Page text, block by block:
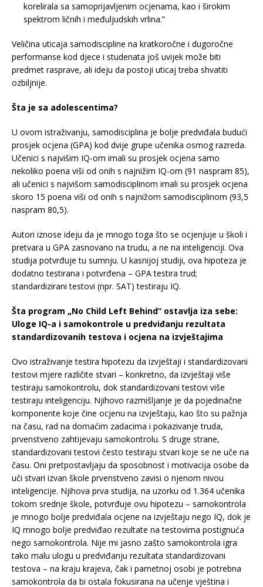
korelirala sa samoprijavljenim ocjenama, kao i širokim
spektrom ličnih i međuljudskih vrlina.”
Veličina uticaja samodiscipline na kratkoročne i dugoročne
performanse kod djece i studenata još uvijek može biti
predmet rasprave, ali ideju da postoji uticaj treba shvatiti
ozbiljnije.
Šta je sa adolescentima?
U ovom istraživanju, samodisciplina je bolje predviđala budući
prosjek ocjena (GPA) kod dvije grupe učenika osmog razreda.
Učenici s najvišim IQ-om imali su prosjek ocjena samo
nekoliko poena viši od onih s najnižim IQ-om (91 naspram 85),
ali učenici s najvišom samodisciplinom imali su prosjek ocjena
skoro 15 poena viši od onih s najnižom samodisciplinom (93,5
naspram 80,5).
Autori iznose ideju da je mnogo toga što se ocjenjuje u školi i
pretvara u GPA zasnovano na trudu, a ne na inteligenciji. Ova
studija potvrđuje tu sumnju. U kasnijoj studiji, ova hipoteza je
dodatno testirana i potvrđena – GPA testira trud;
standardizirani testovi (npr. SAT) testiraju IQ.
Šta program „No Child Left Behind“ ostavlja iza sebe:
Uloge IQ-a i samokontrole u predviđanju rezultata
standardizovanih testova i ocjena na izvještajima
Ovo istraživanje testira hipotezu da izvještaji i standardizovani
testovi mjere različite stvari – konkretno, da izvještaji više
testiraju samokontrolu, dok standardizovani testovi više
testiraju inteligenciju. Njihovo razmišljanje je da pojedinačne
komponente koje čine ocjenu na izvještaju, kao što su pažnja
na času, rad na domaćim zadacima i pokazivanje truda,
prvenstveno zahtijevaju samokontrolu. S druge strane,
standardizovani testovi često testiraju stvari koje se ne uče na
času. Oni pretpostavljaju da sposobnost i motivacija osobe da
uči stvari izvan škole prvenstveno zavisi o njenom nivou
inteligencije. Njihova prva studija, na uzorku od 1.364 učenika
tokom srednje škole, potvrđuje ovu hipotezu – samokontrola
je mnogo bolje predviđala ocjene na izvještaju nego IQ, dok je
IQ mnogo bolje predviđao rezultate na testovima postignuća
nego samokontrola. Nije mi jasno zašto samokontrola igra
tako malu ulogu u predviđanju rezultata standardizovani
testova – na kraju krajeva, čak i pametnoj osobi je potrebna
samokontrola da bi ostala fokusirana na učenje vještina i